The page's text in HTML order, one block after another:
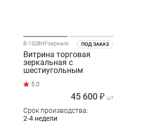
ПОД ЗАКАЗ
В-152ВНГ-зеркало
Витрина торговая
зеркальная с
шестиугольным
45 600 ₽ шт
Срок производства:
2-4 недели